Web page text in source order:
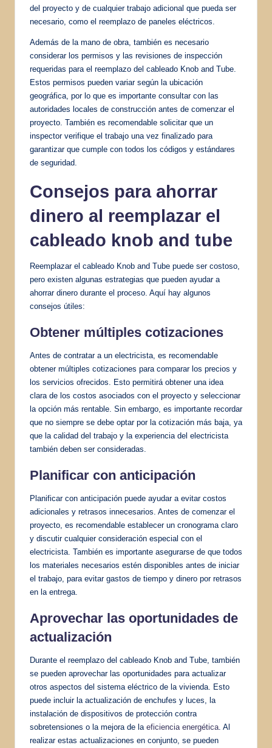
del proyecto y de cualquier trabajo adicional que pueda ser
necesario, como el reemplazo de paneles eléctricos.
Además de la mano de obra, también es necesario
considerar los permisos y las revisiones de inspección
requeridas para el reemplazo del cableado Knob and Tube.
Estos permisos pueden variar según la ubicación
geográfica, por lo que es importante consultar con las
autoridades locales de construcción antes de comenzar el
proyecto. También es recomendable solicitar que un
inspector verifique el trabajo una vez finalizado para
garantizar que cumple con todos los códigos y estándares
de seguridad.
Consejos para ahorrar
dinero al reemplazar el
cableado knob and tube
Reemplazar el cableado Knob and Tube puede ser costoso,
pero existen algunas estrategias que pueden ayudar a
ahorrar dinero durante el proceso. Aquí hay algunos
consejos útiles:
Obtener múltiples cotizaciones
Antes de contratar a un electricista, es recomendable
obtener múltiples cotizaciones para comparar los precios y
los servicios ofrecidos. Esto permitirá obtener una idea
clara de los costos asociados con el proyecto y seleccionar
la opción más rentable. Sin embargo, es importante recordar
que no siempre se debe optar por la cotización más baja, ya
que la calidad del trabajo y la experiencia del electricista
también deben ser consideradas.
Planificar con anticipación
Planificar con anticipación puede ayudar a evitar costos
adicionales y retrasos innecesarios. Antes de comenzar el
proyecto, es recomendable establecer un cronograma claro
y discutir cualquier consideración especial con el
electricista. También es importante asegurarse de que todos
los materiales necesarios estén disponibles antes de iniciar
el trabajo, para evitar gastos de tiempo y dinero por retrasos
en la entrega.
Aprovechar las oportunidades de
actualización
Durante el reemplazo del cableado Knob and Tube, también
se pueden aprovechar las oportunidades para actualizar
otros aspectos del sistema eléctrico de la vivienda. Esto
puede incluir la actualización de enchufes y luces, la
instalación de dispositivos de protección contra
sobretensiones o la mejora de la eficiencia energética . Al
realizar estas actualizaciones en conjunto, se pueden